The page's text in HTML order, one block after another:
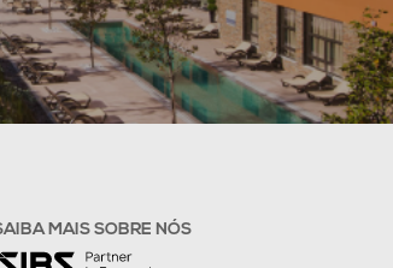
MAIS SOBRE NÓS